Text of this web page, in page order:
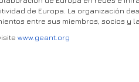
de Europa. La organización
entre sus miembros, socios y
www.geant.org
Actas de TICAL2019 y